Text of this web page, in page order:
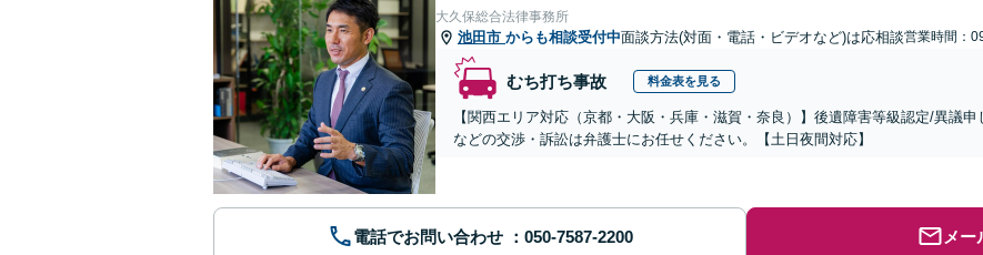
大久保総合法律事務所
池田市 からも相談受付中面談方法(対面・電話・ビデオなど)は応相談営業時間：
むち打ち事故 料金表を見る
【関西エリア対応（京都・大阪・兵庫・滋賀・奈良）】後遺障害等級認定/異議
などの交渉・訴訟は弁護士にお任せください。【土日夜間対応】
電話でお問い合わせ メー